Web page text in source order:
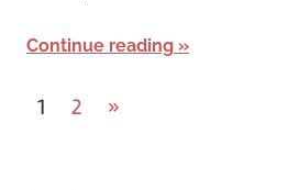
Continue reading
Posts
1 2
Next
»